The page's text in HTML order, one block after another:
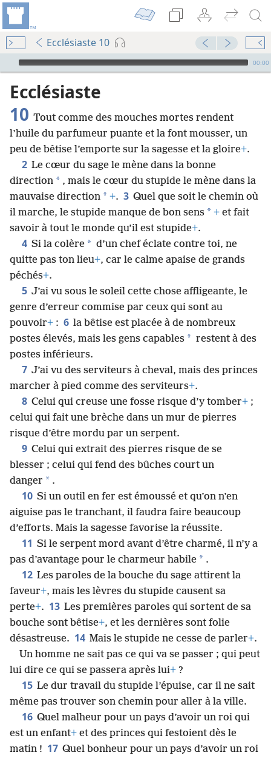
Ecclésiaste 10
Audio Player
00:00
Ecclésiaste
10 Tout comme des mouches mortes rendent
l’huile du parfumeur puante et la font mousser, un
peu de bêtise l’emporte sur la sagesse et la gloire+.
2 Le cœur du sage le mène dans la bonne
direction * , mais le cœur du stupide le mène dans la
mauvaise direction * +. 3 Quel que soit le chemin où
il marche, le stupide manque de bon sens * + et fait
savoir à tout le monde qu’il est stupide+.
4 Si la colère * d’un chef éclate contre toi, ne
quitte pas ton lieu+, car le calme apaise de grands
péchés+.
5 J’ai vu sous le soleil cette chose affligeante, le
genre d’erreur commise par ceux qui sont au
pouvoir+ : 6 la bêtise est placée à de nombreux
postes élevés, mais les gens capables * restent à des
postes inférieurs.
7 J’ai vu des serviteurs à cheval, mais des princes
marcher à pied comme des serviteurs+.
8 Celui qui creuse une fosse risque d’y tomber+ ;
celui qui fait une brèche dans un mur de pierres
risque d’être mordu par un serpent.
9 Celui qui extrait des pierres risque de se
blesser ; celui qui fend des bûches court un
danger * .
10 Si un outil en fer est émoussé et qu’on n’en
aiguise pas le tranchant, il faudra faire beaucoup
d’efforts. Mais la sagesse favorise la réussite.
11 Si le serpent mord avant d’être charmé, il n’y a
pas d’avantage pour le charmeur habile * .
12 Les paroles de la bouche du sage attirent la
faveur+, mais les lèvres du stupide causent sa
perte+. 13 Les premières paroles qui sortent de sa
bouche sont bêtise+, et les dernières sont folie
désastreuse. 14 Mais le stupide ne cesse de parler+.
Un homme ne sait pas ce qui va se passer ; qui peut
lui dire ce qui se passera après lui+ ?
15 Le dur travail du stupide l’épuise, car il ne sait
même pas trouver son chemin pour aller à la ville.
16 Quel malheur pour un pays d’avoir un roi qui
est un enfant+ et des princes qui festoient dès le
matin ! 17 Quel bonheur pour un pays d’avoir un roi